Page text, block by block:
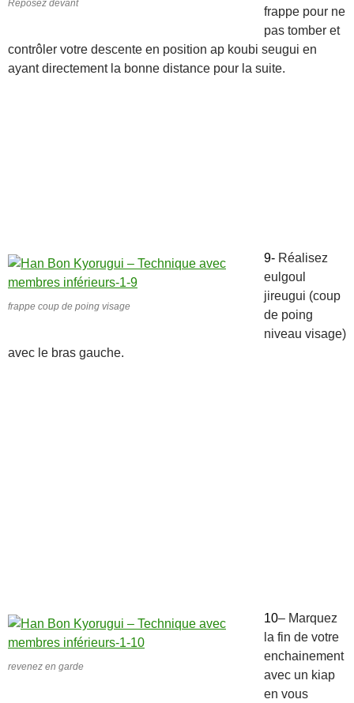
Reposez devant
frappe pour ne
pas tomber et
contrôler votre descente en position ap koubi seugui en
ayant directement la bonne distance pour la suite.
frappe coup de poing visage
9- Réalisez
eulgoul
jireugui (coup
de poing
niveau visage)
avec le bras gauche.
revenez en garde
10– Marquez
la fin de votre
enchainement
avec un kiap
en vous